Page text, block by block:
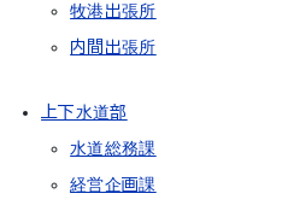
牧港出張所
内間出張所
上下水道部
水道総務課
経営企画課